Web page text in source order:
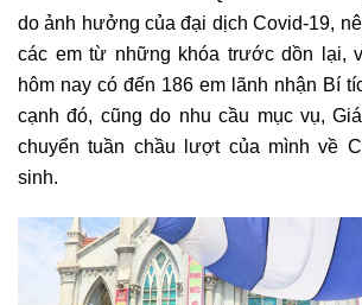
do ảnh hưởng của đại dịch Covid-19,
các em từ những khóa trước dồn lại,
hôm nay có đến 186 em lãnh nhận Bí
cạnh đó, cũng do nhu cầu mục vụ,
chuyển tuần chầu lượt của mình về
sinh.